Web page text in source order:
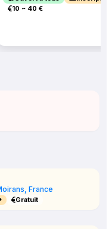
10 ~ 40 €
France
Gratuit